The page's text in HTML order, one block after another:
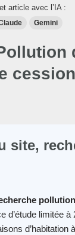
article avec l’IA :
Gemini
site,
d’étude limitée à
d’habitation